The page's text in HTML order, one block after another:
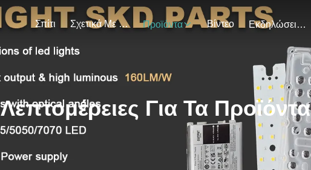
Σπίτι Σχετικά Με Εμάς Προϊόντα Βίντεο Εκδηλώσεις
Λεπτομέρειες Για Τα Προϊόντα